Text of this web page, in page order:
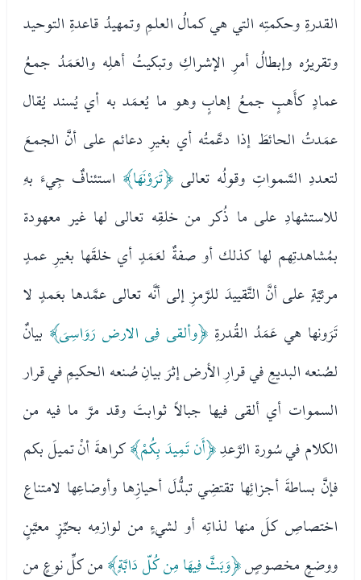
القدرةِ وحكمتِه التي هي كمالُ العلمِ وتمهيدُ قاعدةِ التوحيد
وتقريرُه وإبطالُ أمرِ الإشراكِ وتبكيتُ أهلِه والعَمَدُ جمعُ
عمادٍ كأَهبٍ جمعُ إهابٍ وهو ما يُعمَد به أي يُسند يُقال
عمَدتُ الحائطَ إذا دعَّمتُه أي بغيرِ دعائم على أنَّ الجمعَ
لتعددِ السَّمواتِ وقولُه تعالى ﴿تَرَوْنَهَا﴾ استئنافٌ جِيءَ بهِ
للاستشهادِ على ما ذُكر من خلقِه تعالى لها غير معهودة
بمُشاهدتِهم لها كذلك أو صفةٌ لعَمَدٍ أي خلقَها بغيرِ عمدٍ
مرئيَّةٍ على أنَّ التَّقييدَ للرَّمزِ إلى أنَّه تعالى عمَّدها بعَمدٍ لا
تَرَونها هي عَمَدُ القُدرةِ﴿وألقى فِى الارض رَوَاسِىَ﴾ بيانٌ
لصُنعه البديعِ في قرارِ الأرض إثرَ بيانِ صُنعه الحكيمِ في قرار
السموات أي ألقى فيها جبالاً ثوابتَ وقد مرَّ ما فيه من
الكلام في سُورة الرَّعدِ﴿أَن تَمِيدَ بِكُمْ﴾كراهةَ أنْ تميلَ بكم
فإنَّ بساطةَ أجزائِها تقتضِي تبدُّلَ أحيازِها وأوضاعِها لامتناعِ
اختصاصِ كلَ منها لذاتِه أو لشيءٍ من لوازمِه بحيِّزٍ معيَّنٍ
ووضعٍ مخصوصٍ﴿وَبَثَّ فِيهَا مِن كُلّ دَابَّةٍ﴾من كلِّ نوعٍ من